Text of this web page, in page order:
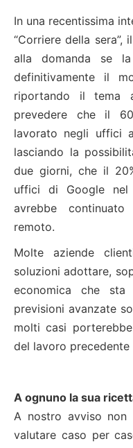
In una recentissima
“Corriere della sera”,
alla domanda se la
definitivamente il
riportando il tema
prevedere che il
lavorato negli uffici
lasciando la
due giorni, che il
uffici di Google
avrebbe
remoto.
Molte aziende
soluzioni adottare,
economica che
previsioni avanzate
molti casi
del lavoro precedente
A ognuno la sua
A nostro avviso non
valutare caso per